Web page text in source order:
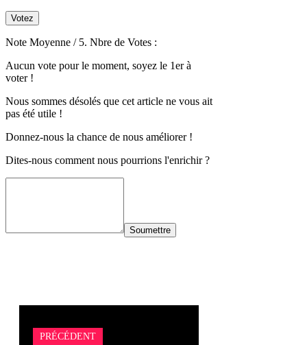
Votez
Note Moyenne / 5. Nbre de Votes :
Aucun vote pour le moment, soyez le 1er à
voter !
Nous sommes désolés que cet article ne vous ait
pas été utile !
Donnez-nous la chance de nous améliorer !
Dites-nous comment nous pourrions l'enrichir ?
Soumettre
PRÉCÉDENT